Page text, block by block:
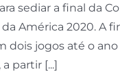
sediar a final da
América 2020. A
dois jogos até o ano
a partir [...]